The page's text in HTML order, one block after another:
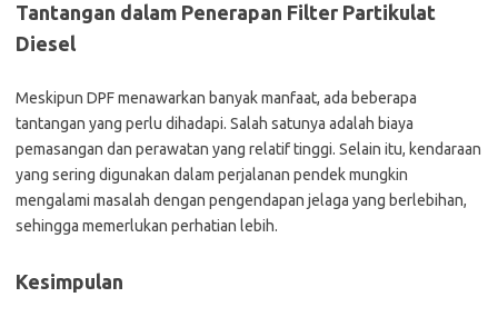
Tantangan dalam Penerapan Filter Partikulat
Diesel
Meskipun DPF menawarkan banyak manfaat, ada beberapa
tantangan yang perlu dihadapi. Salah satunya adalah biaya
pemasangan dan perawatan yang relatif tinggi. Selain itu, kendaraan
yang sering digunakan dalam perjalanan pendek mungkin
mengalami masalah dengan pengendapan jelaga yang berlebihan,
sehingga memerlukan perhatian lebih.
Kesimpulan